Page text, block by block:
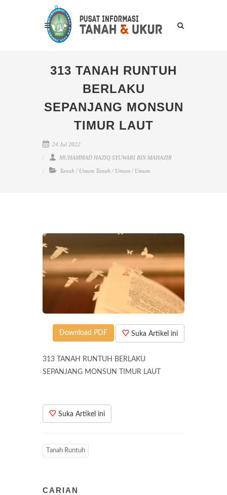
313 TANAH RUNTUH
BERLAKU
SEPANJANG MONSUN
TIMUR LAUT
24 Jul 2022
MUHAMMAD HAZIQ SYUWARI BIN MAHAZIR
Tanah / Umum Tanah / Umum / Umum
Suka Artikel ini
Download PDF
313 TANAH RUNTUH BERLAKU
SEPANJANG MONSUN TIMUR LAUT
Suka Artikel ini
Tanah Runtuh
CARIAN